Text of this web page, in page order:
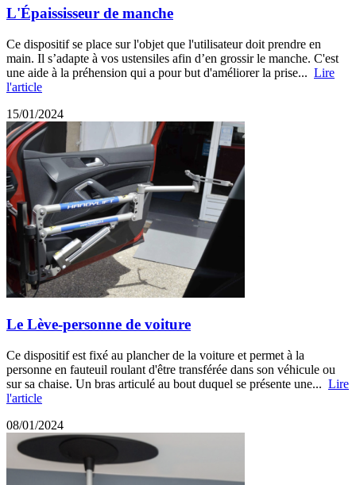
L'Épaississeur de manche
Ce dispositif se place sur l'objet que l'utilisateur doit prendre en
main. Il s’adapte à vos ustensiles afin d’en grossir le manche. C'est
une aide à la préhension qui a pour but d'améliorer la prise... Lire
l'article
15/01/2024
Le Lève-personne de voiture
Ce dispositif est fixé au plancher de la voiture et permet à la
personne en fauteuil roulant d'être transférée dans son véhicule ou
sur sa chaise. Un bras articulé au bout duquel se présente une... Lire
l'article
08/01/2024